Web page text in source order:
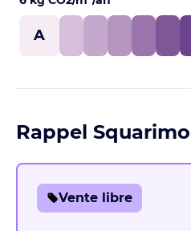
A
Rappel Squarimo
Vente libre